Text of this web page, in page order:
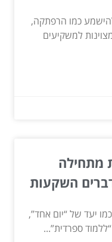
כמו הרפתקה,
למשקיעים
מתחילה
השקעות
יעד של “יום אחד”,
ספרדית”...